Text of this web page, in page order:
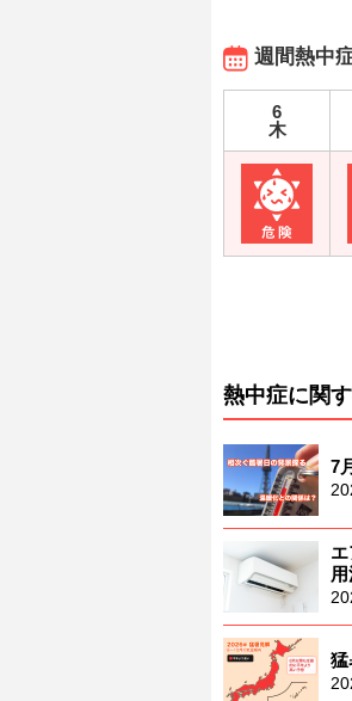
週間熱中
6
木
熱中症に関
7